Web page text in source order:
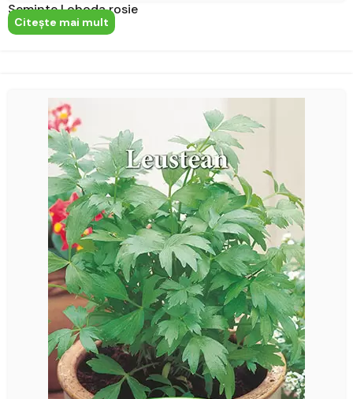
Seminte Loboda rosie
Citeşte mai mult